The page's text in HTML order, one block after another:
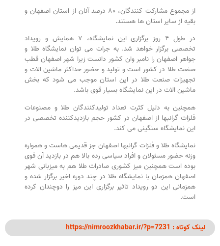
از مجموع مشارکت کنندگان، ۸۰ درصد آنان از استان اصفهان و
بقیه از سایر استان ها هستند.
در طول ۴ روز برگزاری این نمایشگاه، ۷ همایش و رویداد
تخصصی برگزار خواهد شد. به جرات می توان نمایشگاه طلا و
جواهر اصفهان را نامبر وان کشور دانست زیرا شهر اصفهان قطب
صنعت طلا در کشور است و تولید و حضور حداکثر ماشین الات و
تجهیزات صنعت طلا در این استان موجب می شود که بخش
ماشین الات در این نمایشگاه بسیار قوی باشد.
همچنین به دلیل کثرت تعداد تولیدکنندگان طلا و مصنوعات
فلزات گرانبها از اصفهان در کشور حجم بازدیدکننده تخصصی در
این نمایشگاه سنگینی می کند.
نمایشگاه طلا و فلزات گرانبها اصفهان جز قدیمی هاست و همواره
وزنه حضور مسئولان و افراد سیاسی رده بالا هم در بازدید آن قوی
بوده است همچنین میز کشوری صادرات طلا هم به میزبانی شهر
اصفهان همزمان با نمایشگاه طلا در چند دوره اخیر برگزار شده و
همزمانی این دو رویداد تاثیر برگزاری این میز را دوچندان کرده
است.
لینک کوتاه : https://nimroozkhabar.ir/?p=7231